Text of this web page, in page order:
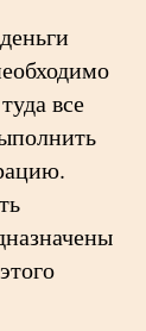
все